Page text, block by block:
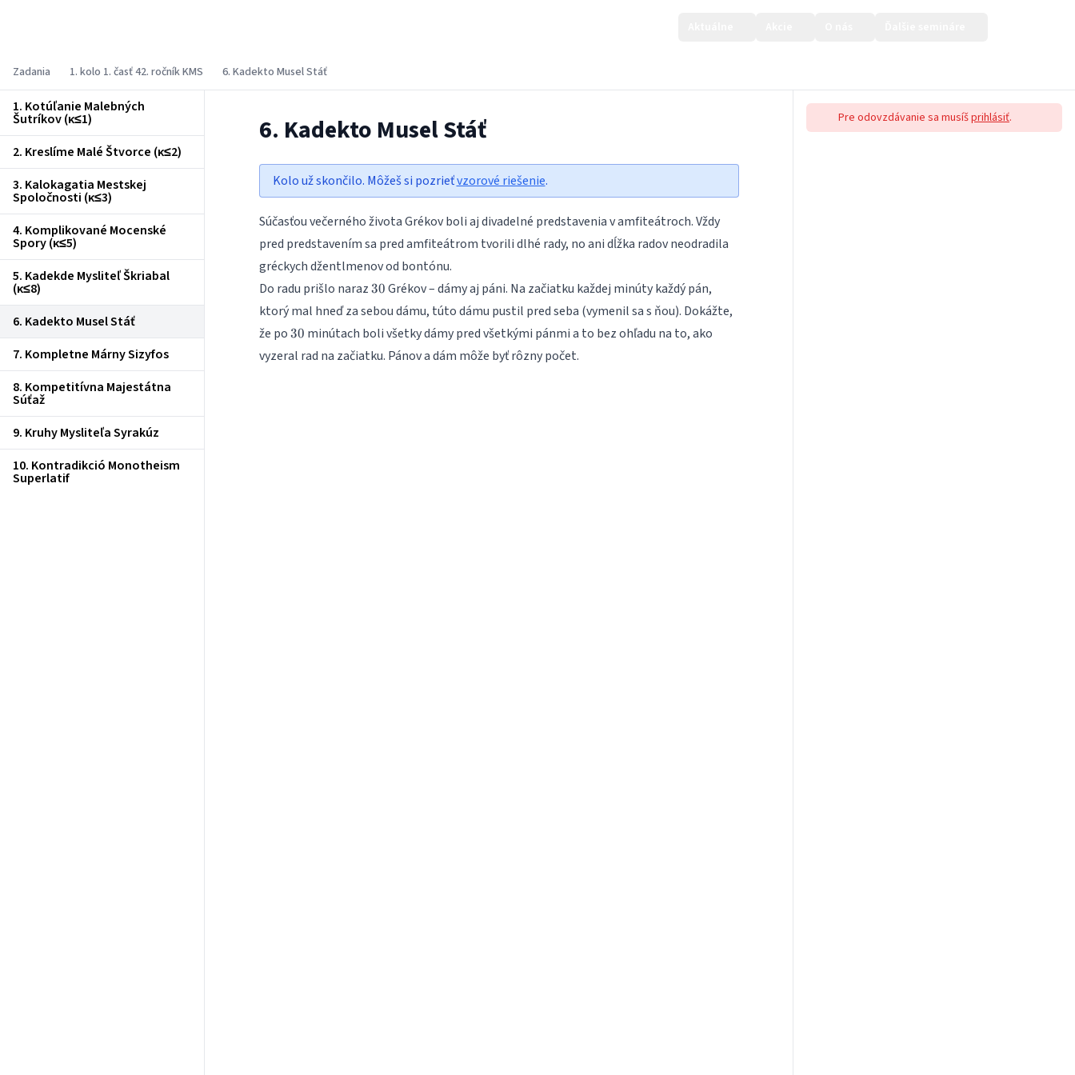
Zadania 1. kolo 1. časť 42. ročník KMS 6. Kadekto Musel Stáť
1. Kotúľanie Malebných
Šutríkov (κ≤1)
2. Kreslíme Malé Štvorce (κ≤2)
3. Kalokagatia Mestskej
Spoločnosti (κ≤3)
4. Komplikované Mocenské
Spory (κ≤5)
5. Kadekde Mysliteľ Škriabal
(κ≤8)
6. Kadekto Musel Stáť
7. Kompletne Márny Sizyfos
8. Kompetitívna Majestátna
Súťaž
9. Kruhy Mysliteľa Syrakúz
10. Kontradikció Monotheism
Superlatif
6. Kadekto Musel Stáť
Kolo už skončilo. Môžeš si pozrieťvzorové riešenie.
Súčasťou večerného života Grékov boli aj divadelné predstavenia v amfiteátroch. Vždy
pred predstavením sa pred amfiteátrom tvorili dlhé rady, no ani dĺžka radov neodradila
gréckych džentlmenov od bontónu.
Do radu prišlo naraz 30
30 Grékov – dámy aj páni. Na začiatku každej minúty každý pán,
ktorý mal hneď za sebou dámu, túto dámu pustil pred seba (vymenil sa s ňou). Dokážte,
že po 30
30 minútach boli všetky dámy pred všetkými pánmi a to bez ohľadu na to, ako
vyzeral rad na začiatku. Pánov a dám môže byť rôzny počet.
Pre odovzdávanie sa musíšprihlásiť.